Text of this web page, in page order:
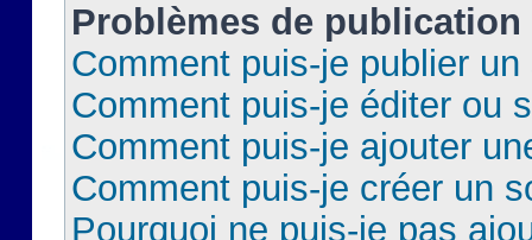
Problèmes de publication
Comment puis-je publier
Comment puis-je éditer ou
Comment puis-je ajouter
Comment puis-je créer un
Pourquoi ne puis-je pas